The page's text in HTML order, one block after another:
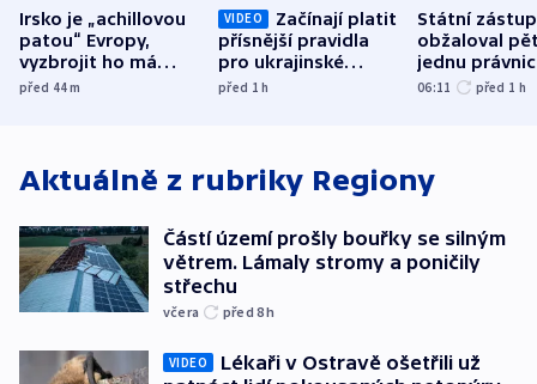
Irsko je „achillovou
patou“ Evropy,
vyzbrojit ho má
Francie
před 44m
VIDEO
Začínají platit
přísnější pravidla
pro ukrajinské
uprchlíky
před 1h
Státní
obžaloval
jednu
osobu v
06:11 před 1 h
Aktuálně z rubriky Regiony
Částí území prošly bouřky se silným
větrem. Lámaly stromy a poničily
střechu
včera před 8h
VIDEO
Lékaři v Ostravě ošetřili už